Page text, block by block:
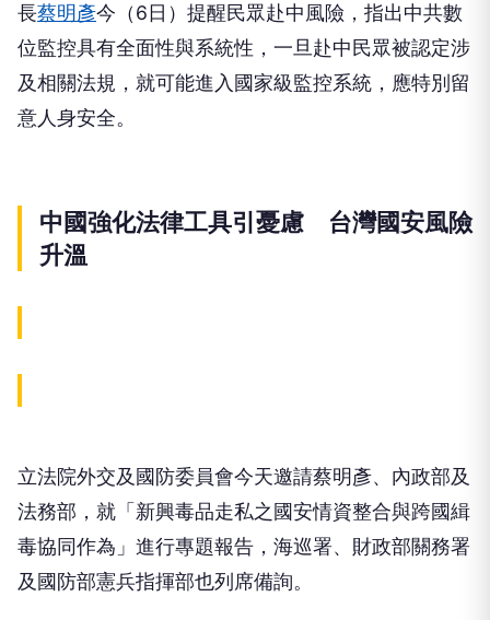
長蔡明彥今（6日）提醒民眾赴中風險，指出中共數
位監控具有全面性與系統性，一旦赴中民眾被認定涉
及相關法規，就可能進入國家級監控系統，應特別留
意人身安全。
中國強化法律工具引憂慮 台灣國安風險
升溫
立法院外交及國防委員會今天邀請蔡明彥、內政部及
法務部，就「新興毒品走私之國安情資整合與跨國緝
毒協同作為」進行專題報告，海巡署、財政部關務署
及國防部憲兵指揮部也列席備詢。